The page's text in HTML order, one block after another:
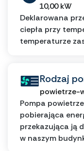
10,00 kW
Deklarowana
ciepła przy
temperaturze
Rodzaj
powietrze-
Pompa
pobierająca
przekazująca ją
w naszym